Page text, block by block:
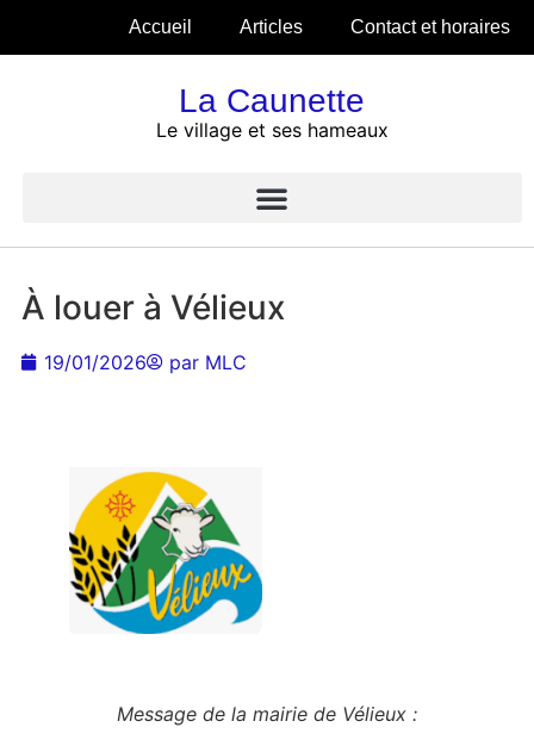
Accueil Articles Contact et horaires
La Caunette
Le village et ses hameaux
À louer à Vélieux
19/01/2026 parMLC
Message de la mairie de Vélieux :